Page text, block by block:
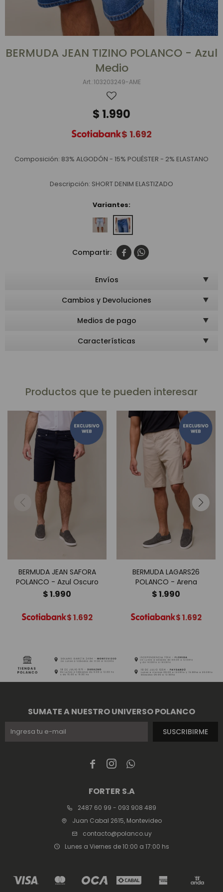
BERMUDA JEAN TIZINO POLANCO - Azul
Medio
103203249-AME
$ 1.990
$ 1.692
Composición: 83% ALGODÓN - 15% POLIÉSTER - 2% ELASTANO
Descripción: SHORT DENIM ELASTIZADO
Variantes:
 
Envíos
Cambios y Devoluciones
Medios de pago
Características
Productos que te pueden interesar
BERMUDA JEAN SAFORA
POLANCO - Azul Oscuro
$1.990
$1.692
BERMUDA LAGARS26
POLANCO - Arena
$1.990
$1.692
  
FORTER S.A
2487 60 99 - 093 908 489
Juan Cabal 2615, Montevideo
contacto@polanco.uy
Lunes a Viernes de 10:00 a 17:00 hs
SUMATE A NUESTRO UNIVERSO POLANCO
SUSCRIBIRME